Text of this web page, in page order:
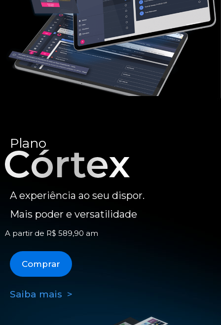
Plano
A experiência ao seu dispor.
Mais poder e versatilidade
A partir de R$ 589,90 am
Comprar
Saiba mais >